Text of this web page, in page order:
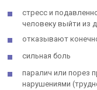
стресс и
человеку выйти из
отказывают
сильная боль
паралич или порез
нарушениями